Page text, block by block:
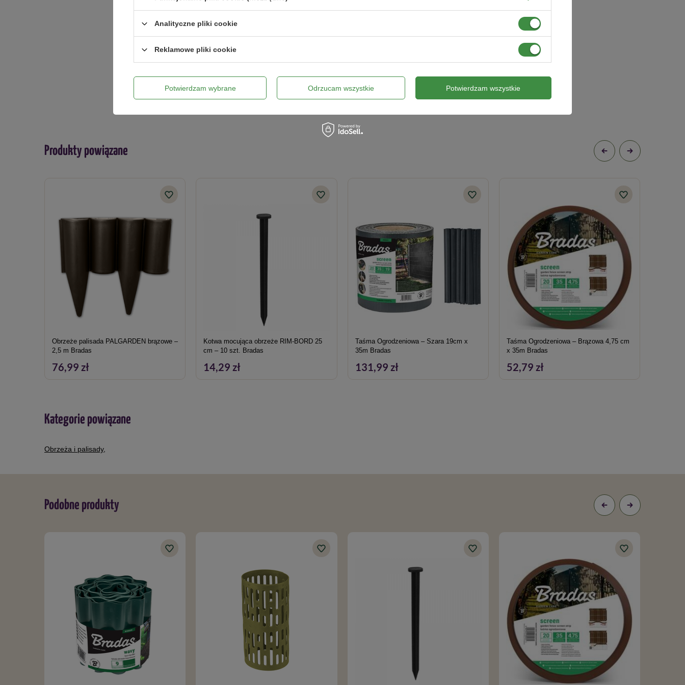
Wyślij opinię
Produkty powiązane
Obrzeże palisada PALGARDEN brązowe –
2,5 m Bradas
76,99 zł
Kotwa mocująca obrzeże RIM-BORD 25
cm – 10 szt. Bradas
14,29 zł
Taśma Ogrodzeniowa – Szara 19cm x
35m Bradas
131,99 zł
Taśma Ogrodzeniowa – Brązowa 4,75 cm
x 35m Bradas
52,79 zł
Kategorie powiązane
Obrzeża i palisady,
Podobne produkty
Analityczne pliki cookie
Reklamowe pliki cookie
Potwierdzam wybrane Odrzucam wszystkie Potwierdzam wszystkie